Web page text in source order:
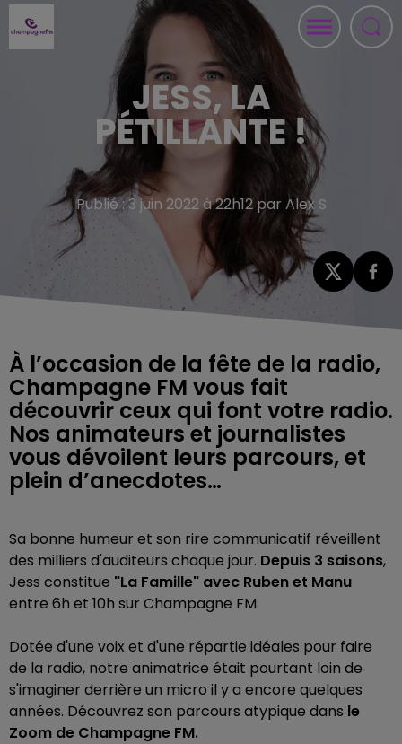
JESS, LA
PÉTILLANTE !
Publié : 3 juin 2022 à 22h12 par Alex S
À l’occasion de la fête de la radio,
Champagne FM vous fait
découvrir ceux qui font votre radio.
Nos animateurs et journalistes
vous dévoilent leurs parcours, et
plein d’anecdotes…
Sa bonne humeur et son rire communicatif réveillent
des milliers d'auditeurs chaque jour. Depuis 3 saisons,
Jess constitue "La Famille" avec Ruben et Manu
entre 6h et 10h sur Champagne FM.
Dotée d'une voix et d'une répartie idéales pour faire
de la radio, notre animatrice était pourtant loin de
s'imaginer derrière un micro il y a encore quelques
années. Découvrez son parcours atypique dans le
Zoom de Champagne FM.